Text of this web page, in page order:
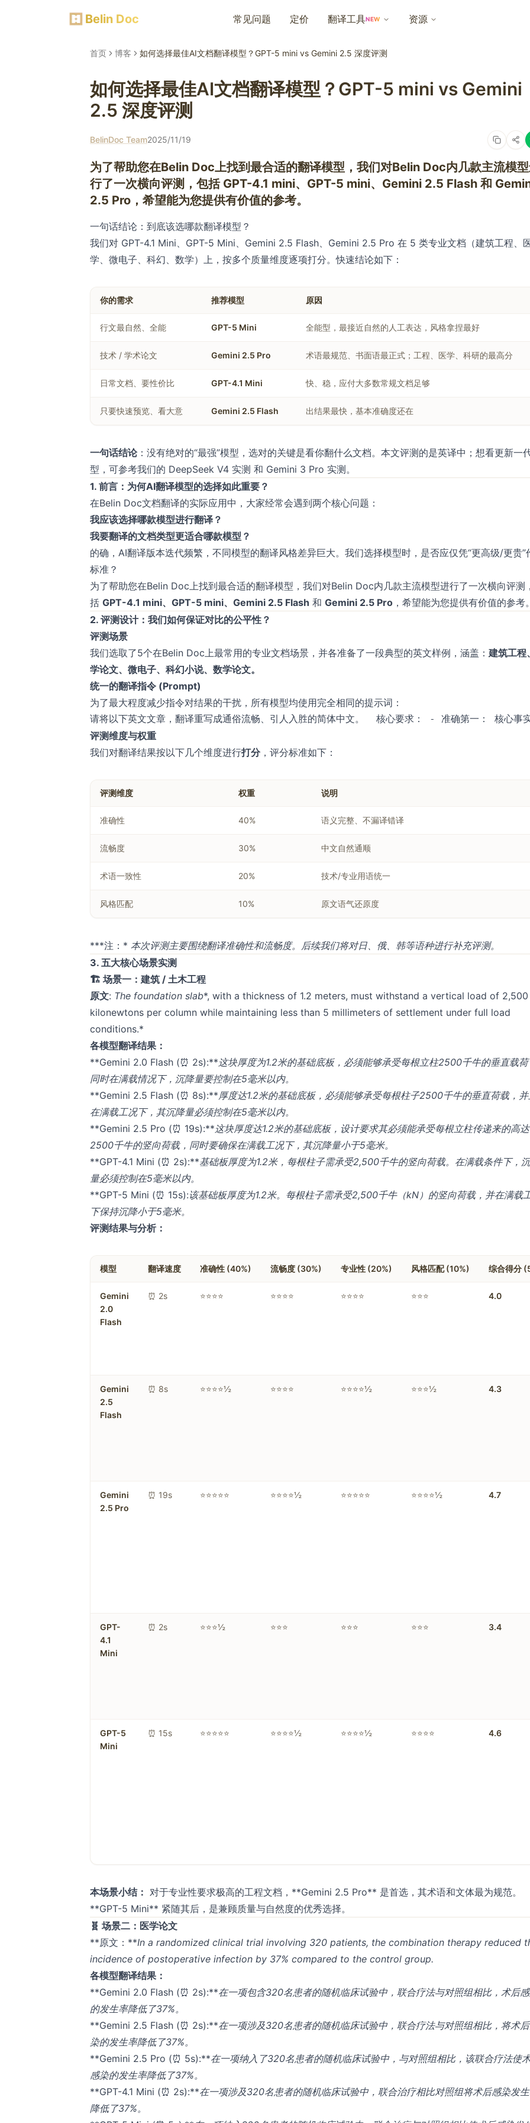
Belin Doc 常见问题 定价 翻译工具NEW 资源
首页 博客 如何选择最佳AI文档翻译模型？GPT-5 mini vs Gemini 2.5 深度评测
如何选择最佳AI文档翻译模型？GPT-5 mini vs Gemini
2.5 深度评测
BelinDoc Team2025/11/19
为了帮助您在Belin Doc上找到最合适的翻译模型，我们对Belin Doc内几款主流模
行了一次横向评测，包括 GPT-4.1 mini、GPT-5 mini、Gemini 2.5 Flash 和
2.5 Pro，希望能为您提供有价值的参考。
一句话结论：到底该选哪款翻译模型？
我们对 GPT-4.1 Mini、GPT-5 Mini、Gemini 2.5 Flash、Gemini 2.5 Pro 在 5 类专业文档（建筑工程、
学、微电子、科幻、数学）上，按多个质量维度逐项打分。快速结论如下：
你的需求 推荐模型 原因
行文最自然、全能 GPT-5 Mini 全能型，最接近自然的人工表达，风格拿捏最好
技术 / 学术论文 Gemini 2.5 Pro 术语最规范、书面语最正式；工程、医学、科研的最高分
日常文档、要性价比 GPT-4.1 Mini 快、稳，应付大多数常规文档足够
只要快速预览、看大意 Gemini 2.5 Flash 出结果最快，基本准确度还在
一句话结论：没有绝对的“最强”模型，选对的关键是看你翻什么文档。本文评测的是英译中；想看更新一
型，可参考我们的 DeepSeek V4 实测 和 Gemini 3 Pro 实测 。
1. 前言：为何AI翻译模型的选择如此重要？
在Belin Doc文档翻译的实际应用中，大家经常会遇到两个核心问题：
我应该选择哪款模型进行翻译？
我要翻译的文档类型更适合哪款模型？
的确，AI翻译版本迭代频繁，不同模型的翻译风格差异巨大。我们选择模型时，是否应仅凭“更高级/更贵”
标准？
为了帮助您在Belin Doc上找到最合适的翻译模型，我们对Belin Doc内几款主流模型进行了一次横向评测
括 GPT-4.1 mini、GPT-5 mini、Gemini 2.5 Flash 和 ​ Gemini 2.5 Pro ​，希望能为您提供有价值的参考。
2. 评测设计：我们如何保证对比的公平性？
评测场景
我们选取了5个在Belin Doc上最常用的专业文档场景，并各准备了一段典型的英文样例，涵盖： 建筑工程
学论文、微电子、科幻小说、数学论文。
统一的翻译指令 ​ (Prompt)
为了最大程度减少指令对结果的干扰，所有模型均使用完全相同的提示词：
评测维度与权重
我们对翻译结果按以下几个维度进行​打分​，评分标准如下：
评测维度 权重 说明
准确性 40% 语义完整、不漏译错译
流畅度 30% 中文自然通顺
术语一致性 20% 技术/专业用语统一
风格匹配 10% 原文语气还原度
***注：* ​ 本次评测主要围绕翻译准确性和流畅度。后续我们将对日、俄、韩等语种进行补充评测。
3. 五大核心场景实测
🏗️ 场景一：建筑 / 土木工程
原文​: The foundation ​ slab​*, with a thickness of 1.2 meters, must withstand a vertical load of 2,500
kilonewtons per column while maintaining less than 5 millimeters of settlement under full load
conditions.*
各模型翻译结果：
**Gemini 2.0 Flash (⏰ 2s):**​这块厚度为1.2米的基础底板，必须能够承受每根立柱2500千牛的垂直载荷
同时在满载情况下，沉降量要控制在5毫米以内。
**Gemini 2.5 Flash (⏰ 8s):**​厚度达1.2米的基础底板，必须能够承受每根柱子2500千牛的垂直荷载，并
在满载工况下，其沉降量必须控制在5毫米以内。
**Gemini 2.5 Pro (⏰ 19s):**​这块厚度达1.2米的基础底板，设计要求其必须能承受每根立柱传递来的高达
2500千牛的竖向荷载，同时要确保在满载工况下，其沉降量小于5毫米。
**GPT-4.1 Mini (⏰ 2s):**​基础板厚度为1.2米，每根柱子需承受2,500千牛的竖向荷载。在满载条件下，
量必须控制在5毫米以内。
**GPT-5 Mini (⏰ 15s):​该基础板厚度为1.2米。每根柱子需承受2,500千牛（​kN ）的竖向荷载，并在满载
下保持沉降小于5毫米。
评测结果与分析：
模型 翻译速度 准确性 (40%) 流畅度 (30%) 专业性 (20%) 风格匹配 (10%) 综合得分
Gemini
2.0
Flash
⏰ 2s ⭐⭐⭐⭐ ⭐⭐⭐⭐ ⭐⭐⭐⭐ ⭐⭐⭐ 4.0
Gemini
2.5
Flash
⏰ 8s ⭐⭐⭐⭐½ ⭐⭐⭐⭐ ⭐⭐⭐⭐½ ⭐⭐⭐½ 4.3
Gemini
2.5 Pro
⏰ 19s ⭐⭐⭐⭐⭐ ⭐⭐⭐⭐½ ⭐⭐⭐⭐⭐ ⭐⭐⭐⭐½ 4.7
GPT-
4.1
Mini
⏰ 2s ⭐⭐⭐½ ⭐⭐⭐ ⭐⭐⭐ ⭐⭐⭐ 3.4
GPT-5
Mini
⏰ 15s ⭐⭐⭐⭐⭐ ⭐⭐⭐⭐½ ⭐⭐⭐⭐½ ⭐⭐⭐⭐ 4.6
本场景小结： 对于专业性要求极高的工程文档，**Gemini 2.5 Pro** 是首选，其术语和文体最为规范。
**GPT-5 Mini** 紧随其后，是兼顾质量与自然度的优秀选择。
🧬 场景二：医学论文
**原文：**​In a randomized clinical trial involving 320 patients, the combination therapy reduced
incidence of postoperative infection by 37% compared to the control group.
各模型翻译结果：
**Gemini 2.0 Flash (⏰ 2s):**​在一项包含320名患者的随机临床试验中，联合疗法与对照组相比，术后
的发生率降低了37%。
**Gemini 2.5 Flash (⏰ 2s):**​在一项涉及320名患者的随机临床试验中，联合疗法与对照组相比，将术
染的发生率降低了37%。
**Gemini 2.5 Pro (⏰ 5s):**​在一项纳入了320名患者的随机临床试验中，与对照组相比，该联合疗法使
感染的发生率降低了37%。
**GPT-4.1 Mini (⏰ 2s):**​在一项涉及320名患者的随机临床试验中，联合治疗相比对照组将术后感染发
降低了37%。